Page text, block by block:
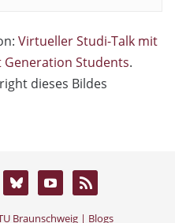
Virtueller Studi-Talk mit
Generation Students.
dieses Bildes
Braunschweig | Blogs